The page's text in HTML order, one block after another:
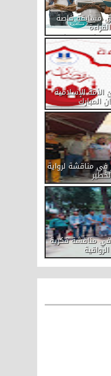
مسابقة خاصة
الإسلامية
المبارك
في مناقشة لرواية
في مناقشة فكرية